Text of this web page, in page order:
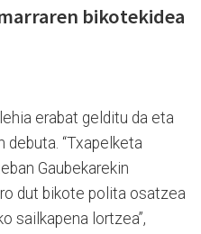
bikotekidea
erabat gelditu da eta
debuta. “Txapelketa
Gaubekarekin
dut bikote polita osatzea
sailkapena lortzea”,